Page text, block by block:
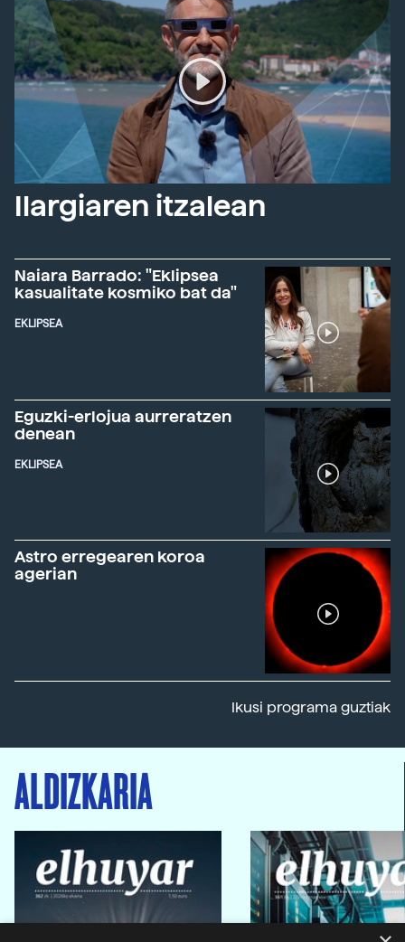
Ilargiaren itzalean
Naiara Barrado: "Eklipsea
kasualitate kosmiko bat da"
EKLIPSEA
Eguzki-erlojua aurreratzen
denean
EKLIPSEA
Astro erregearen koroa
agerian
Ikusi programa guztiak
ALDIZKARIA